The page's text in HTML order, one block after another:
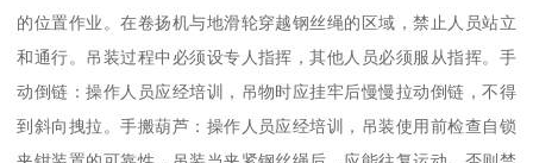
的位置作业。在卷扬机与地滑轮穿越钢丝绳的区域，禁止人员站立
和通行。吊装过程中必须设专人指挥，其他人员必须服从指挥。手
动倒链：操作人员应经培训，吊物时应挂牢后慢慢拉动倒链，不得
到斜向拽拉。手搬葫芦：操作人员应经培训，吊装使用前检查自锁